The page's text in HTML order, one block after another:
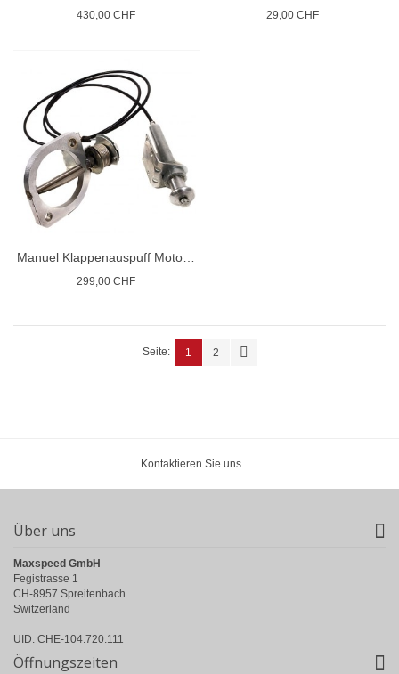
430,00 CHF 29,00 CHF
Manuel Klappenauspuff Motorsport
299,00 CHF
Seite: 1 2
Kontaktieren Sie uns
Über uns
Maxspeed GmbH
Fegistrasse 1
CH-8957 Spreitenbach
Switzerland
UID: CHE-104.720.111
Öffnungszeiten